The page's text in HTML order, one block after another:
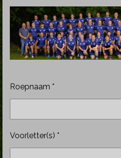
Roepnaam *
Voorletter(s) *